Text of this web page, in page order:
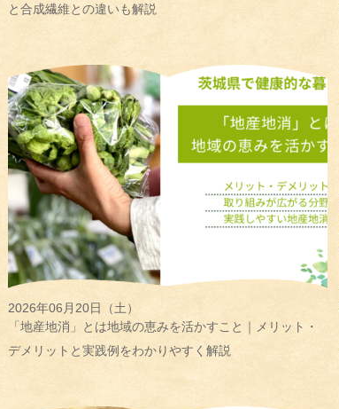
と合成繊維との違いも解説
2026年06月20日（土）
「地産地消」とは地域の恵みを活かすこと｜メリット・
デメリットと実践例をわかりやすく解説